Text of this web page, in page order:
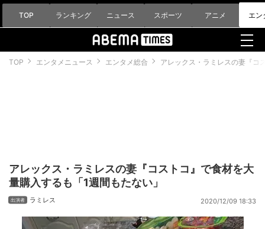
TOP ランキング ニュース スポーツ アニメ エン
TOP エンタメニュース エンタメ総合 アレックス・ラミレスの妻『コ
アレックス・ラミレスの妻『コストコ』で食材を大
量購入するも「1週間もたない」
ラミレス 2020/12/09 18:33